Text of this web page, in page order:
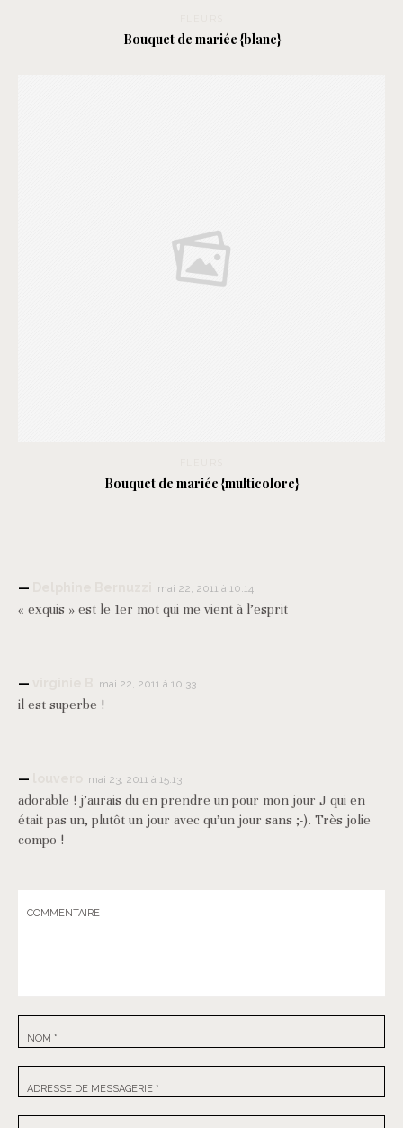
Bouquet de mariée {blanc}
Bouquet de mariée {multicolore}
mai 22, 2011 à 10:14
« exquis » est le 1er mot qui me vient à l’esprit
mai 22, 2011 à 10:33
il est superbe !
mai 23, 2011 à 15:13
adorable ! j’aurais du en prendre un pour mon jour J qui en
était pas un, plutôt un jour avec qu’un jour sans ;-). Très jolie
compo !
COMMENTAIRE
NOM *
ADRESSE DE MESSAGERIE *